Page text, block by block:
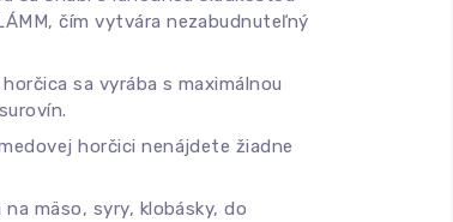
čím vytvára nezabudnuteľný
horčica sa vyrába s maximálnou
horčici nenájdete žiadne
na mäso, syry, klobásky, do